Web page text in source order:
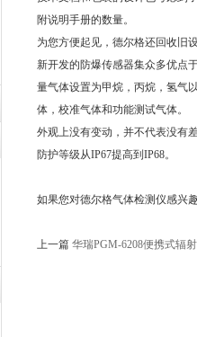
附说明手册的数量。
为您方便起见，德尔格还回收旧
新开发的防爆传感器集众多优点
量气体设置为甲烷，丙烷，氢气
体，校准气体和功能测试气体。
外观上没有变动，并不代表没有
防护等级从IP67提高到IP68。
如果您对德尔格气体检测仪感兴
上一篇 华瑞PGM-6208便携式辐